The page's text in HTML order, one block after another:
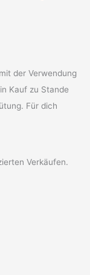
der Verwendung
Kauf zu Stande
Für dich
Verkäufen.